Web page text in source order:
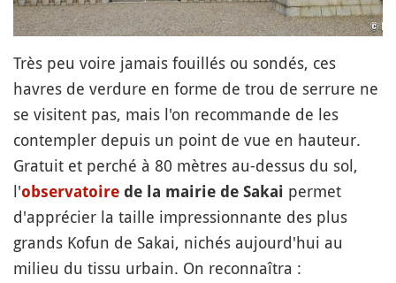
Très peu voire jamais fouillés ou sondés, ces
havres de verdure en forme de trou de serrure ne
se visitent pas, mais l'on recommande de les
contempler depuis un point de vue en hauteur.
Gratuit et perché à 80 mètres au-dessus du sol,
l'observatoire de la mairie de Sakai permet
d'apprécier la taille impressionnante des plus
grands Kofun de Sakai, nichés aujourd'hui au
milieu du tissu urbain. On reconnaîtra :